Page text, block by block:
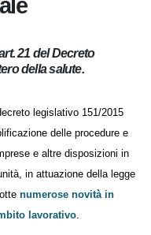
21 del Decreto
della salute.
legislativo 151/2015
delle procedure e
e altre disposizioni in
in attuazione della
introdottenumerose novità
ambito lavorativo